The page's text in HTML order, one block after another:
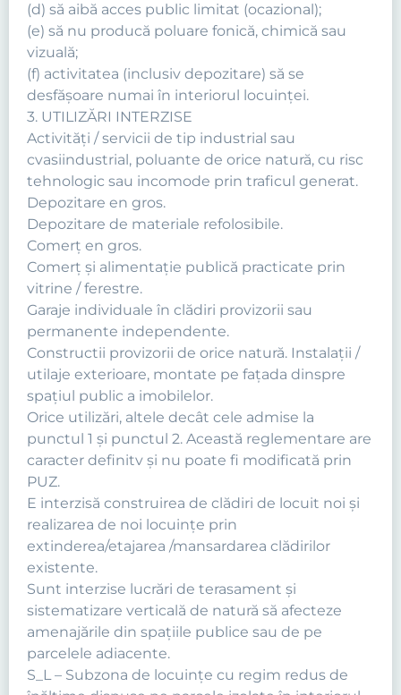
(d) să aibă acces public limitat (ocazional);
(e) să nu producă poluare fonică, chimică sau
vizuală;
(f) activitatea (inclusiv depozitare) să se
desfășoare numai în interiorul locuinței.
3. UTILIZĂRI INTERZISE
Activităţi / servicii de tip industrial sau
cvasiindustrial, poluante de orice natură, cu risc
tehnologic sau incomode prin traficul generat.
Depozitare en gros.
Depozitare de materiale refolosibile.
Comerţ en gros.
Comerţ şi alimentaţie publică practicate prin
vitrine / ferestre.
Garaje individuale în clădiri provizorii sau
permanente independente.
Constructii provizorii de orice natură. Instalaţii /
utilaje exterioare, montate pe faţada dinspre
spaţiul public a imobilelor.
Orice utilizări, altele decât cele admise la
punctul 1 şi punctul 2. Această reglementare are
caracter definitv şi nu poate fi modificată prin
PUZ.
E interzisă construirea de clădiri de locuit noi şi
realizarea de noi locuinţe prin
extinderea/etajarea /mansardarea clădirilor
existente.
Sunt interzise lucrări de terasament şi
sistematizare verticală de natură să afecteze
amenajările din spaţiile publice sau de pe
parcelele adiacente.
S_L – Subzona de locuinţe cu regim redus de